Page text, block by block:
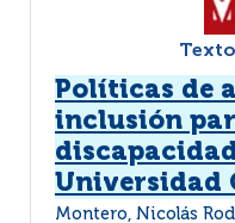
Políticas de
inclusión
Universidad
Montero, Nicolás